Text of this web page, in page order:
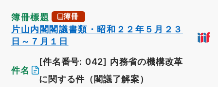
簿冊標題 簿冊
片山内閣閣議書類・昭和２２年５月２３
日～７月１日
件名
[件名番号: 042] 内務省の機構改革
に関する件（閣議了解案）